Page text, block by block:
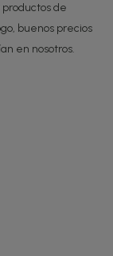
de
buenos precios
en nosotros.